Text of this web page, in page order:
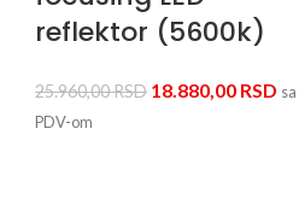
reflektor (5600k)
25.960,00RSD 18.880,00 RSD sa
PDV-om